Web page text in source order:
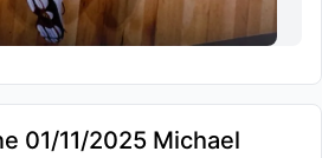
01/11/2025 Michael